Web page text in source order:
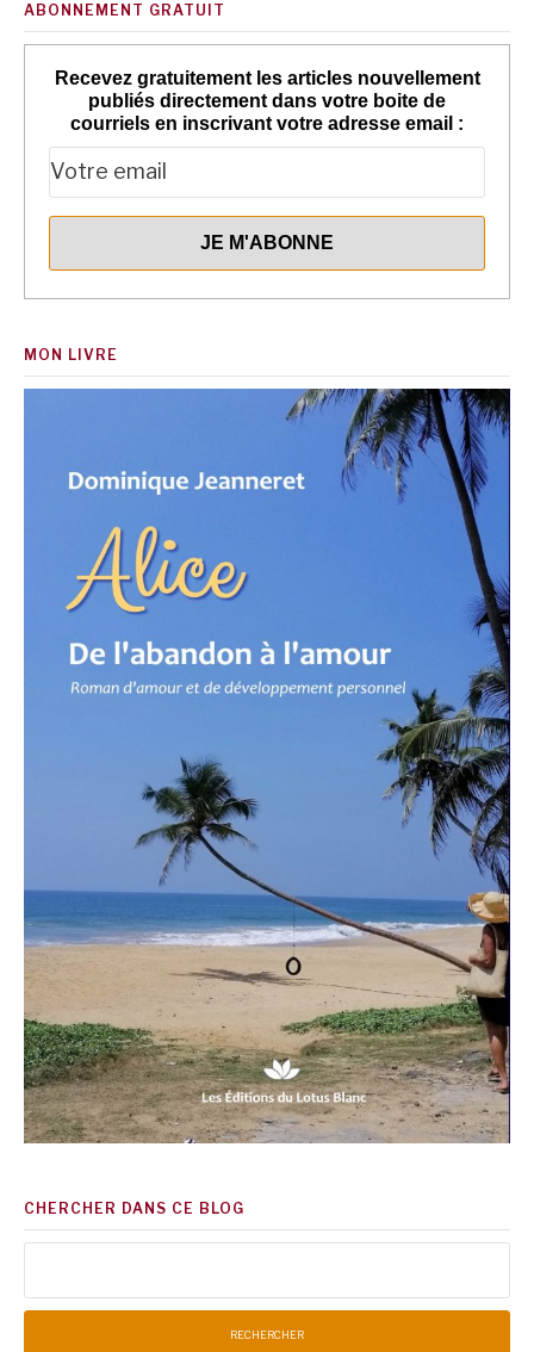
ABONNEMENT GRATUIT
Recevez gratuitement les articles nouvellement
publiés directement dans votre boite de
courriels en inscrivant votre adresse email :
MON LIVRE
CHERCHER DANS CE BLOG